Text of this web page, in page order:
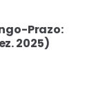
-Prazo:
2025)